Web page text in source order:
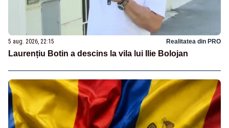
5 aug. 2026, 22:15 Realitatea din PRO
Laurențiu Botin a descins la vila lui Ilie Bolojan